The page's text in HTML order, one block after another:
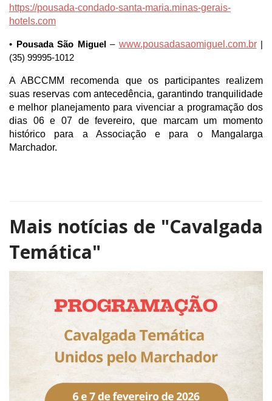
https://pousada-condado-santa-maria.minas-gerais-
hotels.com
• Pousada São Miguel – www.pousadasaomiguel.com.br |
(35) 99995-1012
A ABCCMM recomenda que os participantes realizem
suas reservas com antecedência, garantindo tranquilidade
e melhor planejamento para vivenciar a programação dos
dias 06 e 07 de fevereiro, que marcam um momento
histórico para a Associação e para o Mangalarga
Marchador.
Mais notícias de "Cavalgada
Temática"